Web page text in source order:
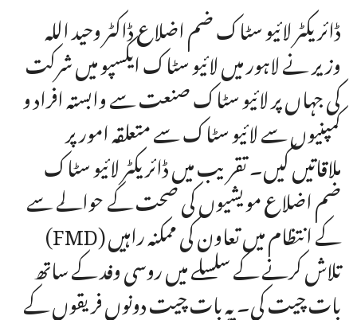
ڈائریکٹر لائیو سٹاک ضم اضلاع ڈاکٹر وحید اللہ
وزیر نے لاہور میں لائیو سٹاک ایکسپو میں شرکت
کی جہاں پر لائیو سٹاک صنعت سے وابستہ افراد و
کمپنیوں سے لائیو سٹاک سے متعلقہ امور پر
ملاقاتیں کیں۔ تقریب میں ڈائریکٹر لائیو سٹاک
ضم اضلاع مویشیوں کی صحت کے حوالے سے
(FMD) کے انتظام میں تعاون کی ممکنہ راہیں
تلاش کرنے کے سلسلے میں روسی وفد کے ساتھ
بات چیت کی۔ یہ بات چیت دونوں فریقوں کے